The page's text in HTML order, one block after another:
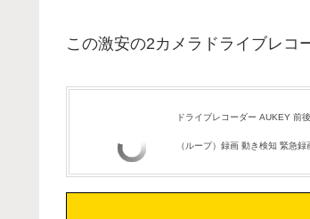
この激安の2カメラドライブレコ
ドライブレコーダー AUKEY 前
（ループ）録画 動き検知 緊急